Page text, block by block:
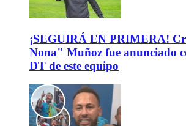
¡SEGUIRÁ EN PRIMERA!
Nona" Muñoz fue anunciado
DT de este equipo